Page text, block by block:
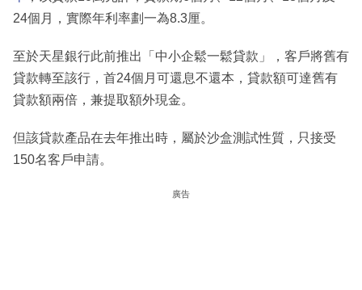
24個月，實際年利率劃一為8.3厘。
至於天星銀行此前推出「中小企鬆一鬆貸款」，客戶將舊有
貸款轉至該行，首24個月可還息不還本，貸款額可達舊有
貸款額兩倍，兼提取額外現金。
但該貸款產品在去年推出時，屬於沙盒測試性質，只接受
150名客戶申請。
廣告